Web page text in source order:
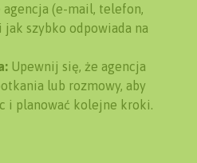
(e-mail, telefon,
szybko odpowiada na
Upewnij się, że agencja
lub rozmowy, aby
i planować kolejne kroki.